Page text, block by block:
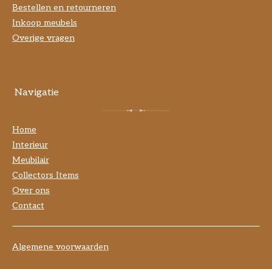
Bestellen en retourneren
Inkoop meubels
Overige vragen
Navigatie
Home
Interieur
Meubilair
Collectors Items
Over ons
Contact
Algemene voorwaarden